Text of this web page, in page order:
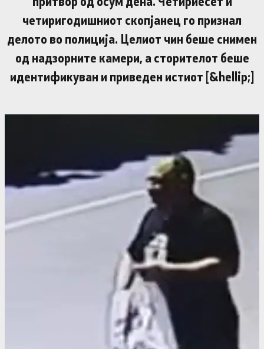
четиригодишниот скопјанец го признал
делото во полиција. Целиот чин беше снимен
од надзорните камери, а сторителот беше
идентификуван и приведен истиот [&hellip;]